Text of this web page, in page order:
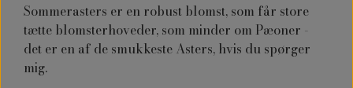
Sommerasters er en robust blomst, som får store
tætte blomsterhoveder, som minder om Pæoner -
det er en af de smukkeste Asters, hvis du spørger
mig.